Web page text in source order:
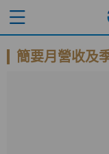
簡要月營收及